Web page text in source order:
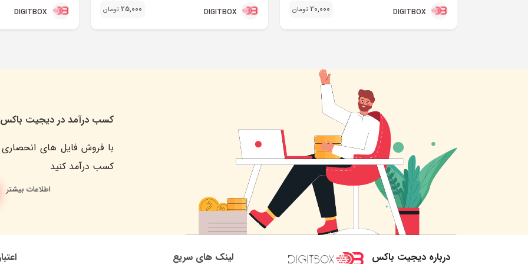
DIGITBOX
20,000 تومان DIGITBOX
25,000 تومان DIGITBOX
کسب درآمد در دیجیت باکس
با فروش فایل های
کسب درآمد کنید
اطلاعات بیشتر
درباره دیجیت باکس لینک های سریع